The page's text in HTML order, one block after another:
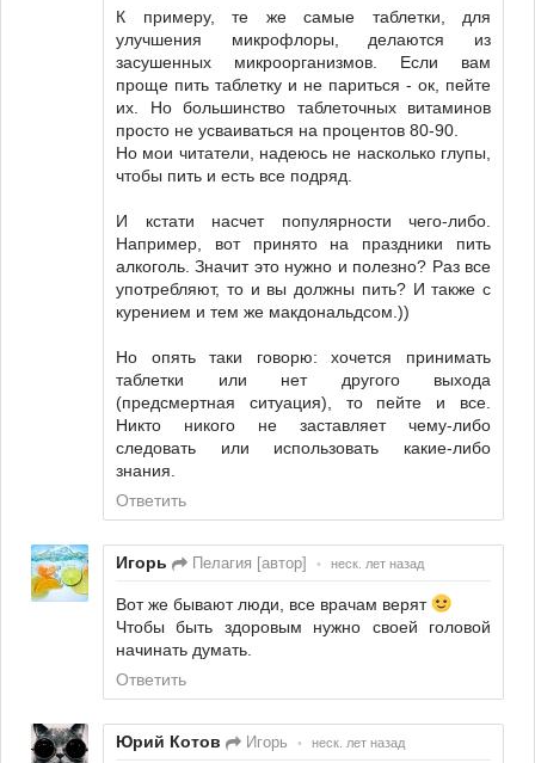
К примеру, те же самые таблетки, для
улучшения микрофлоры, делаются из
засушенных микроорганизмов. Если вам
проще пить таблетку и не париться - ок, пейте
их. Но большинство таблеточных витаминов
просто не усваиваться на процентов 80-90.
Но мои читатели, надеюсь не насколько глупы,
чтобы пить и есть все подряд.
И кстати насчет популярности чего-либо.
Например, вот принято на праздники пить
алкоголь. Значит это нужно и полезно? Раз все
употребляют, то и вы должны пить? И также с
курением и тем же макдональдсом.))
Но опять таки говорю: хочется принимать
таблетки или нет другого выхода
(предсмертная ситуация), то пейте и все.
Никто никого не заставляет чему-либо
следовать или использовать какие-либо
знания.
Ответить
Игорь Пелагия [автор] • неск. лет назад
Вот же бывают люди, все врачам верят
Чтобы быть здоровым нужно своей головой
начинать думать.
Ответить
Юрий Котов Игорь • неск. лет назад